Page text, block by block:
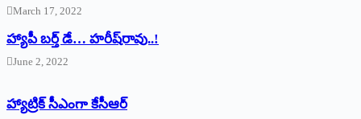
March 17, 2022
హ్యాపీ బర్త్ ‌డే… హరీష్‌రావు..!
June 2, 2022
హ్యాట్రిక్‌ ‌సీఎంగా కేసీఆర్‌